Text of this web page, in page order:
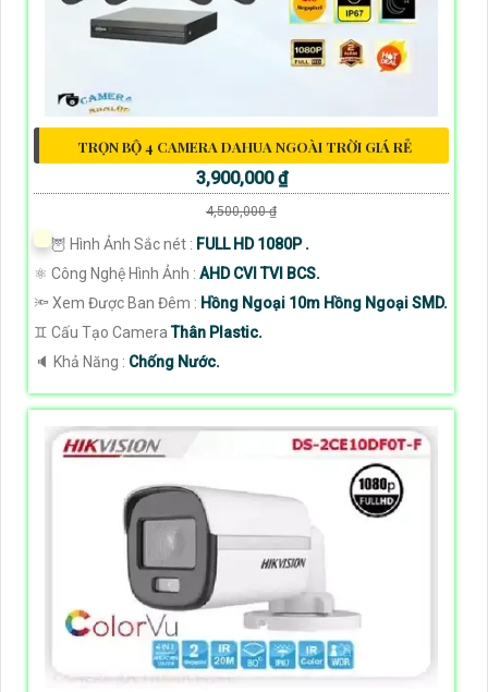
TRỌN BỘ 4 CAMERA DAHUA NGOÀI TRỜI GIÁ RẺ
3,900,000 ₫
4,500,000 ₫
🦉 Hình Ảnh Sắc nét : FULL HD 1080P .
⚛️ Công Nghệ Hình Ảnh : AHD CVI TVI BCS.
🔦 Xem Được Ban Đêm : Hồng Ngoại 10m Hồng Ngoại SMD.
♊ Cấu Tạo CameraThân Plastic.
️🔈 Khả Năng : Chống Nước.